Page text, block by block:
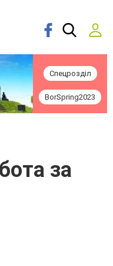
Спецрозділ
BorSpring2023
за